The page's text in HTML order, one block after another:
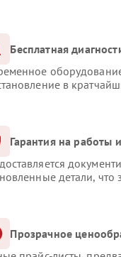
Бесплатная
в
Гарантия на работы
детали,
Прозрачное